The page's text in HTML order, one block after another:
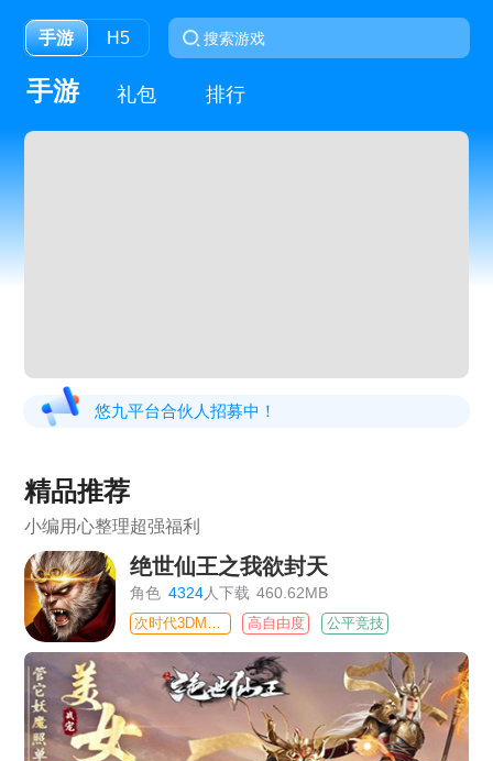
手游 H5
手游 礼包 排行
悠九平台合伙人招募中！
精品推荐
小编用心整理超强福利
绝世仙王之我欲封天
角色 4324人下载 460.62MB
高自由度 公平竞技